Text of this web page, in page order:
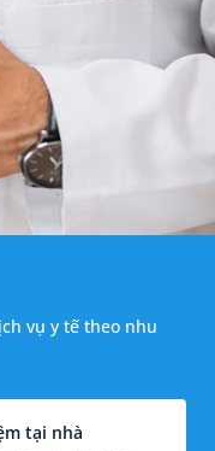
vụ y tế theo nhu
tại nhà